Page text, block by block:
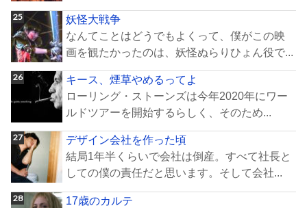
妖怪大戦争
なんてことはどうでもよくって、僕がこの映
画を観たかったのは、妖怪ぬらりひょん役で...
キース、煙草やめるってよ
ローリング・ストーンズは今年2020年にワー
ルドツアーを開始するらしく、そのため...
デザイン会社を作った頃
結局1年半くらいで会社は倒産。すべて社長と
しての僕の責任だと思います。そして会社...
17歳のカルテ